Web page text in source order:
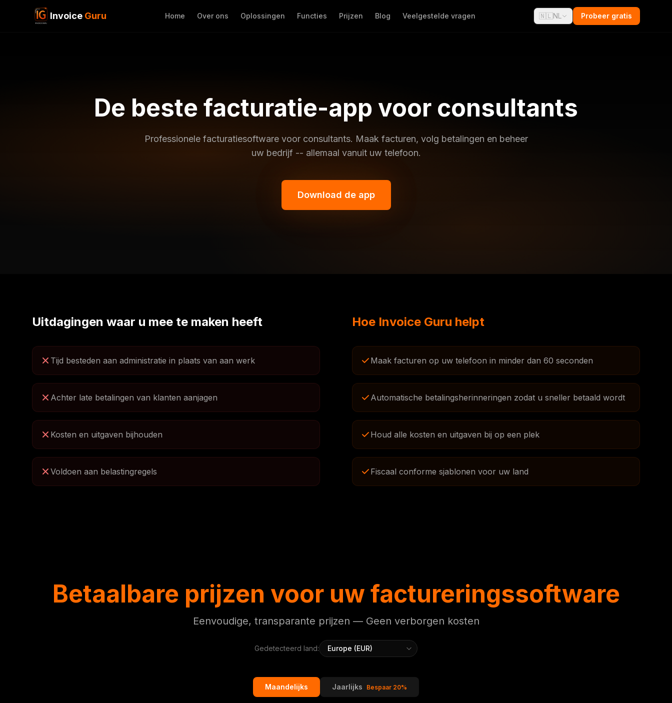
Invoice Guru Home Over ons Oplossingen Functies Prijzen Blog Veelgestelde vragen 🇳🇱NL Probeer gratis
De beste facturatie-app voor consultants
Professionele facturatiesoftware voor consultants. Maak facturen, volg betalingen en beheer
uw bedrijf -- allemaal vanuit uw telefoon.
Download de app
Uitdagingen waar u mee te maken heeft
Tijd besteden aan administratie in plaats van aan werk
Achter late betalingen van klanten aanjagen
Kosten en uitgaven bijhouden
Voldoen aan belastingregels
Hoe Invoice Guru helpt
Maak facturen op uw telefoon in minder dan 60 seconden
Automatische betalingsherinneringen zodat u sneller betaald wordt
Houd alle kosten en uitgaven bij op een plek
Fiscaal conforme sjablonen voor uw land
Betaalbare prijzen voor uw factureringssoftware
Eenvoudige, transparante prijzen — Geen verborgen kosten
Gedetecteerd land:
Maandelijks Jaarlijks Bespaar 20%